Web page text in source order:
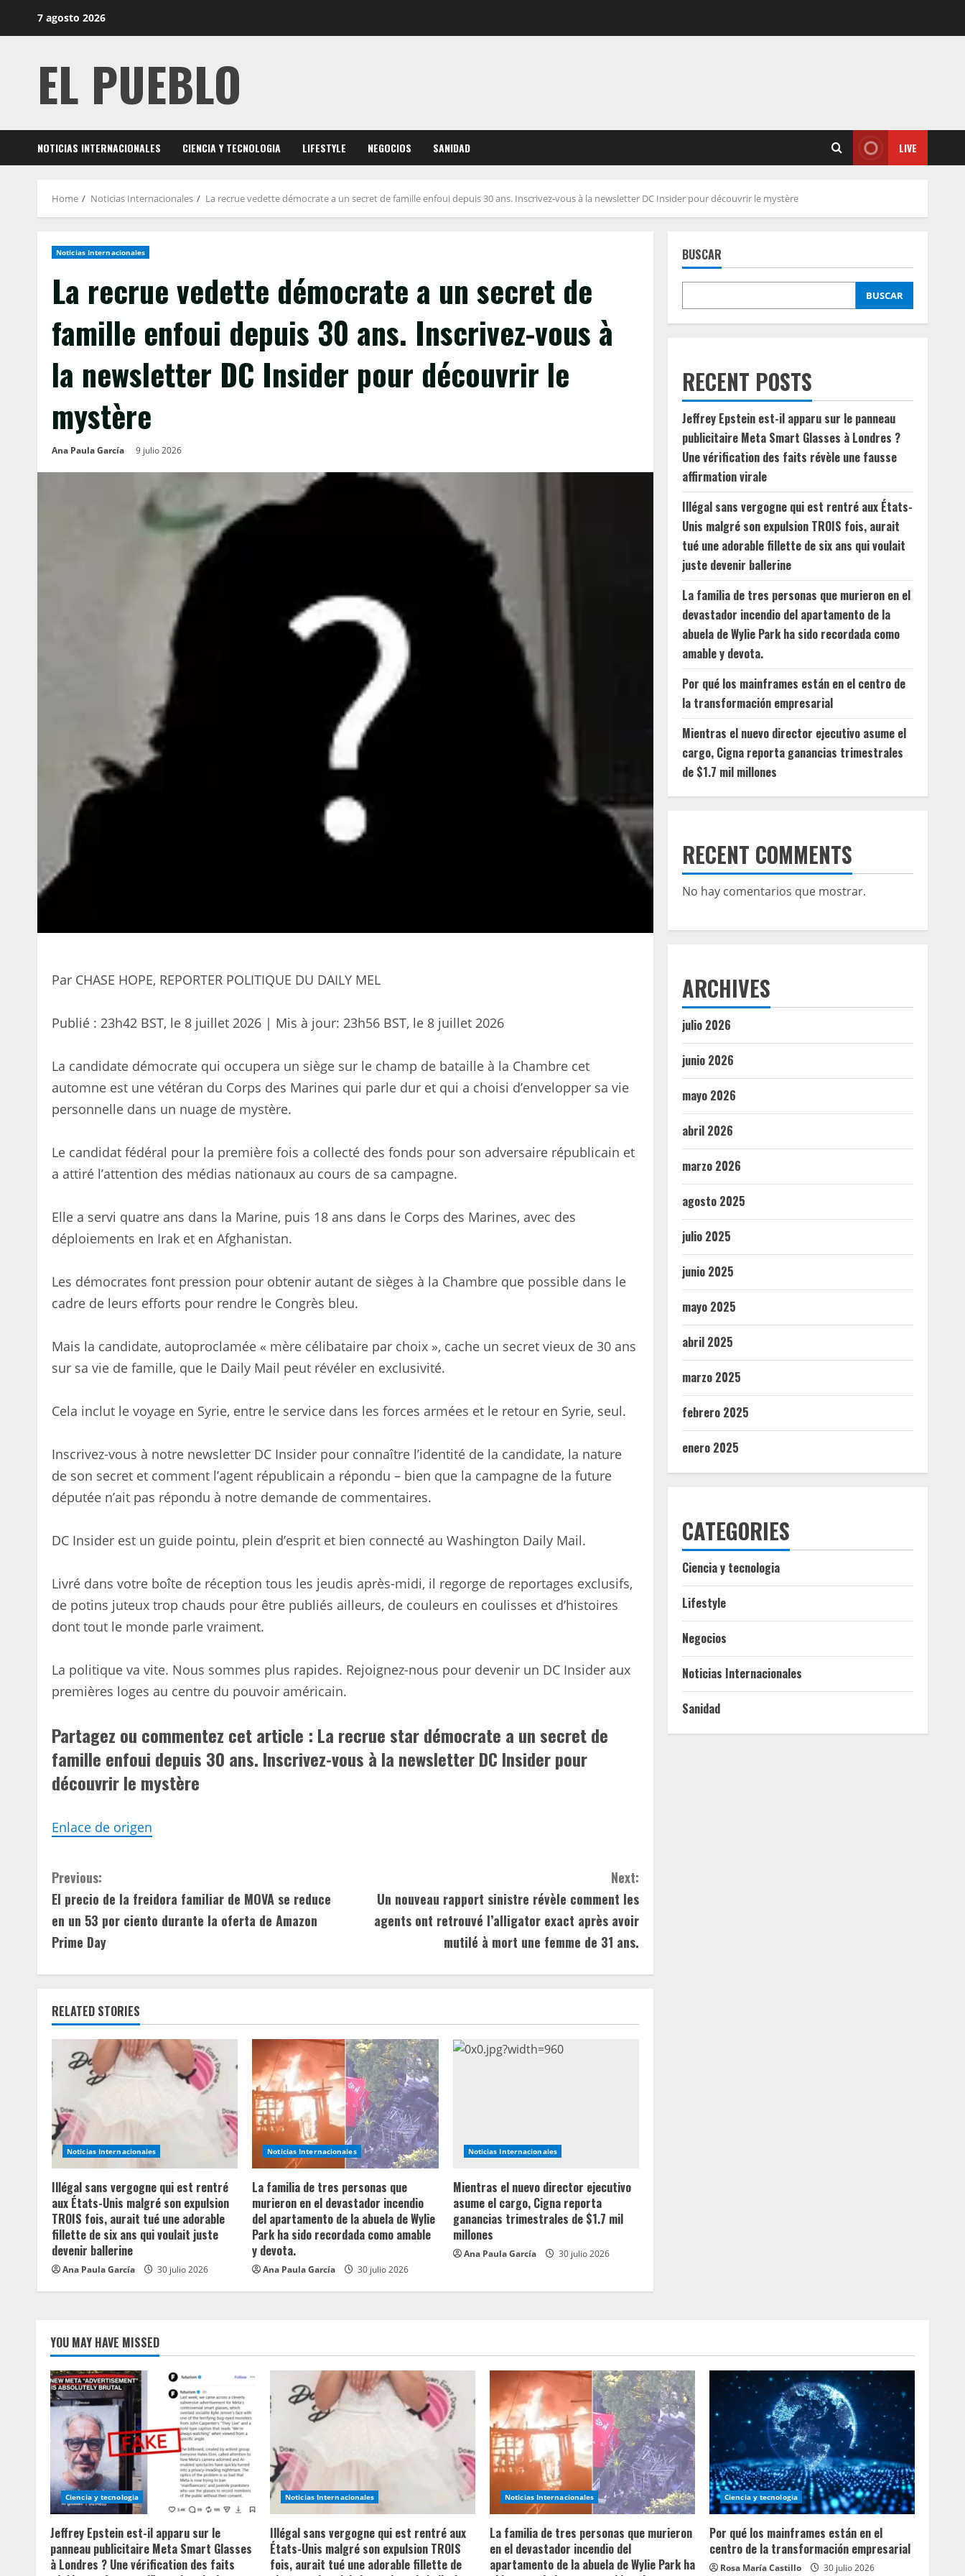
7 agosto 2026
EL PUEBLO
NOTICIAS INTERNACIONALES CIENCIA Y TECNOLOGIA LIFESTYLE NEGOCIOS SANIDAD LIVE
Home Noticias Internacionales La recrue vedette démocrate a un secret de famille enfoui depuis 30 ans. Inscrivez-vous à la newsletter DC Insider pour découvrir le mystère
Noticias Internacionales
La recrue vedette démocrate a un secret de
famille enfoui depuis 30 ans. Inscrivez-vous à
la newsletter DC Insider pour découvrir le
mystère
Ana Paula García 9 julio 2026
Par CHASE HOPE, REPORTER POLITIQUE DU DAILY MEL
Publié : 23h42 BST, le 8 juillet 2026 | Mis à jour: 23h56 BST, le 8 juillet 2026
La candidate démocrate qui occupera un siège sur le champ de bataille à la Chambre cet
automne est une vétéran du Corps des Marines qui parle dur et qui a choisi d’envelopper sa vie
personnelle dans un nuage de mystère.
Le candidat fédéral pour la première fois a collecté des fonds pour son adversaire républicain et
a attiré l’attention des médias nationaux au cours de sa campagne.
Elle a servi quatre ans dans la Marine, puis 18 ans dans le Corps des Marines, avec des
déploiements en Irak et en Afghanistan.
Les démocrates font pression pour obtenir autant de sièges à la Chambre que possible dans le
cadre de leurs efforts pour rendre le Congrès bleu.
Mais la candidate, autoproclamée « mère célibataire par choix », cache un secret vieux de 30 ans
sur sa vie de famille, que le Daily Mail peut révéler en exclusivité.
Cela inclut le voyage en Syrie, entre le service dans les forces armées et le retour en Syrie, seul.
Inscrivez-vous à notre newsletter DC Insider pour connaître l’identité de la candidate, la nature
de son secret et comment l’agent républicain a répondu – bien que la campagne de la future
députée n’ait pas répondu à notre demande de commentaires.
DC Insider est un guide pointu, plein d’esprit et bien connecté au Washington Daily Mail.
Livré dans votre boîte de réception tous les jeudis après-midi, il regorge de reportages exclusifs,
de potins juteux trop chauds pour être publiés ailleurs, de couleurs en coulisses et d’histoires
dont tout le monde parle vraiment.
La politique va vite. Nous sommes plus rapides. Rejoignez-nous pour devenir un DC Insider aux
premières loges au centre du pouvoir américain.
Partagez ou commentez cet article : La recrue star démocrate a un secret de
famille enfoui depuis 30 ans. Inscrivez-vous à la newsletter DC Insider pour
découvrir le mystère
Enlace de origen
C
o
n
t
i
n
u
R
e
a
d
i
n
Previous:
El precio de la freidora familiar de MOVA se reduce
en un 53 por ciento durante la oferta de Amazon
Prime Day
Next:
Un nouveau rapport sinistre révèle comment les
agents ont retrouvé l’alligator exact après avoir
mutilé à mort une femme de 31 ans.
RELATED STORIES
Noticias Internacionales
Illégal sans vergogne qui est rentré
aux États-Unis malgré son expulsion
TROIS fois, aurait tué une adorable
fillette de six ans qui voulait juste
devenir ballerine
Ana Paula García 30 julio 2026
Noticias Internacionales
La familia de tres personas que
murieron en el devastador incendio
del apartamento de la abuela de Wylie
Park ha sido recordada como amable
y devota.
Ana Paula García 30 julio 2026
Noticias Internacionales
Mientras el nuevo director ejecutivo
asume el cargo, Cigna reporta
ganancias trimestrales de $1.7 mil
millones
Ana Paula García 30 julio 2026
BUSCAR
BUSCAR
RECENT POSTS
Jeffrey Epstein est-il apparu sur le panneau
publicitaire Meta Smart Glasses à Londres ?
Une vérification des faits révèle une fausse
affirmation virale
Illégal sans vergogne qui est rentré aux États-
Unis malgré son expulsion TROIS fois, aurait
tué une adorable fillette de six ans qui voulait
juste devenir ballerine
La familia de tres personas que murieron en el
devastador incendio del apartamento de la
abuela de Wylie Park ha sido recordada como
amable y devota.
Por qué los mainframes están en el centro de
la transformación empresarial
Mientras el nuevo director ejecutivo asume el
cargo, Cigna reporta ganancias trimestrales
de $1.7 mil millones
RECENT COMMENTS
No hay comentarios que mostrar.
ARCHIVES
julio 2026
junio 2026
mayo 2026
abril 2026
marzo 2026
agosto 2025
julio 2025
junio 2025
mayo 2025
abril 2025
marzo 2025
febrero 2025
enero 2025
CATEGORIES
Ciencia y tecnologia
Lifestyle
Negocios
Noticias Internacionales
Sanidad
YOU MAY HAVE MISSED
Ciencia y tecnologia
Jeffrey Epstein est-il apparu sur le
panneau publicitaire Meta Smart Glasses
à Londres ? Une vérification des faits
Noticias Internacionales
Illégal sans vergogne qui est rentré aux
États-Unis malgré son expulsion TROIS
fois, aurait tué une adorable fillette de
Noticias Internacionales
La familia de tres personas que murieron
en el devastador incendio del
apartamento de la abuela de Wylie Park ha
Ciencia y tecnologia
Por qué los mainframes están en el
centro de la transformación empresarial
Rosa María Castillo 30 julio 2026